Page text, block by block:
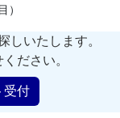
）
しいたします。
ださい。
受付